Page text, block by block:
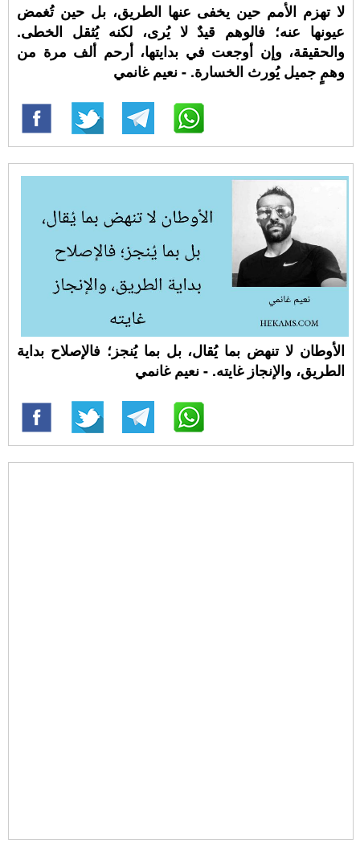
لا تهزم الأمم حين يخفى عنها الطريق، بل حين تُغمض
عيونها عنه؛ فالوهم قيدٌ لا يُرى، لكنه يُثقل الخطى.
والحقيقة، وإن أوجعت في بدايتها، أرحم ألف مرة من
وهمٍ جميل يُورث الخسارة. - نعيم غانمي
الأوطان لا تنهض بما يُقال، بل بما يُنجز؛ فالإصلاح بداية
الطريق، والإنجاز غايته. - نعيم غانمي